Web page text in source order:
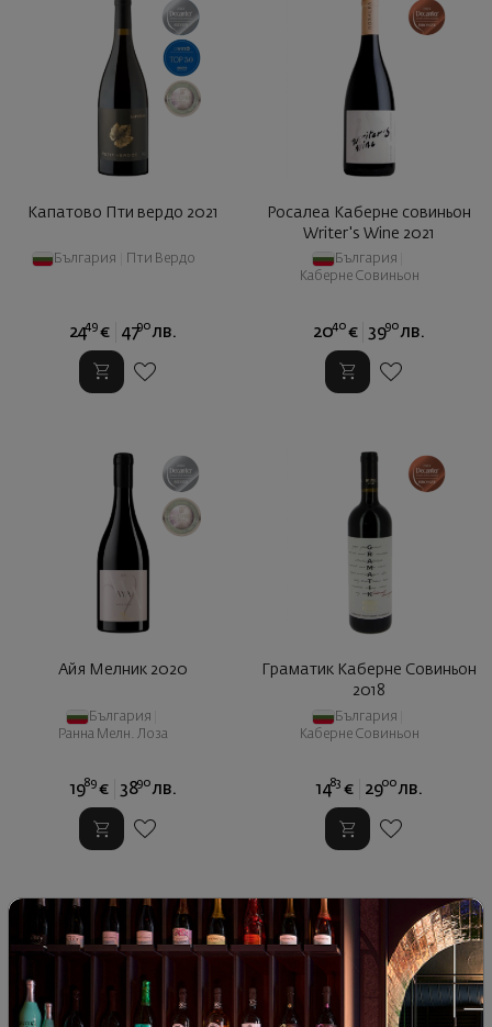
Капатово Пти вердо 2021
България Пти Вердо
2449 € 4790 лв.
Росалеа Каберне совиньон
Writer's Wine 2021
България
Каберне Совиньон
2040 € 3990 лв.
Айя Мелник 2020
България
Ранна Мелн. Лоза
1989 € 3890 лв.
Граматик Каберне Совиньон
2018
България
Каберне Совиньон
1483 € 2900 лв.